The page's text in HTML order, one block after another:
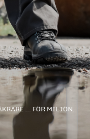
... FÖR MILJÖN.